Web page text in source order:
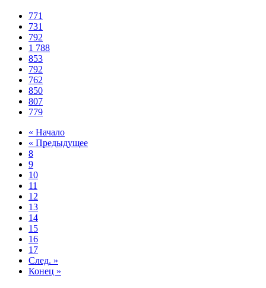
771
731
792
1 788
853
792
762
850
807
779
« Начало
« Предыдущее
8
9
10
11
12
13
14
15
16
17
След. »
Конец »